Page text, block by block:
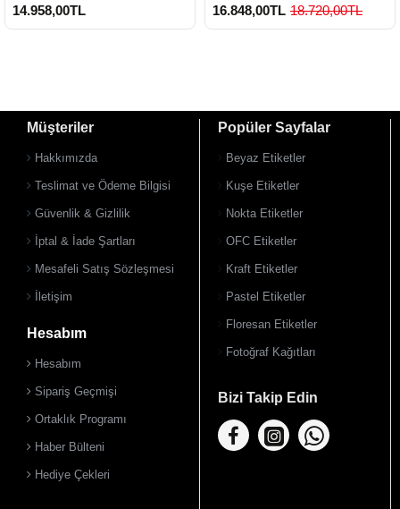
14.958,00TL 16.848,00TL 18.720,00TL
Müşteriler
Hakkımızda
Teslimat ve Ödeme Bilgisi
Güvenlik & Gizlilik
İptal & İade Şartları
Mesafeli Satış Sözleşmesi
İletişim
Hesabım
Hesabım
Sipariş Geçmişi
Ortaklık Programı
Haber Bülteni
Hediye Çekleri
Popüler Sayfalar
Beyaz Etiketler
Kuşe Etiketler
Nokta Etiketler
OFC Etiketler
Kraft Etiketler
Pastel Etiketler
Floresan Etiketler
Fotoğraf Kağıtları
Bizi Takip Edin